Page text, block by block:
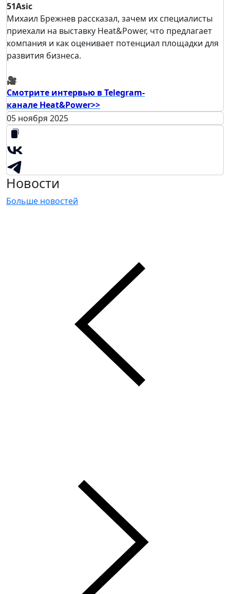
51Asic
Михаил Брежнев рассказал, зачем их специалисты
приехали на выставку Heat&Power, что предлагает
компания и как оценивает потенциал площадки для
развития бизнеса.
🎥
Смотрите интервью в Telegram-
канале Heat&Power>>
05 ноября 2025
Новости
Больше новостей